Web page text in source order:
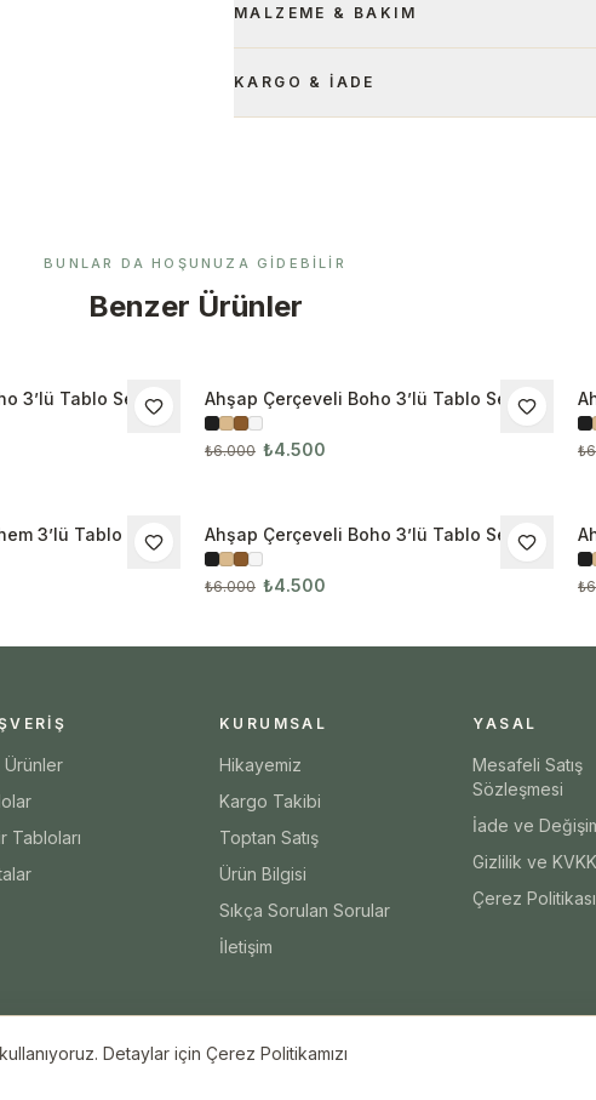
MALZEME & BAKIM
KARGO & İADE
BUNLAR DA HOŞUNUZA GIDEBILIR
Benzer Ürünler
3’lü Tablo Seti
İNDIRIM
Ahşap Çerçeveli Boho 3’lü Tablo Seti
3098
₺6.000 ₺4.500
3’lü Tablo Seti
İNDIRIM
Ahşap Çerçeveli Boho 3’lü Tablo Seti
3123
₺6.000 ₺4.500
Ürünler
Tabloları
KURUMSAL
Hikayemiz
Kargo Takibi
Toptan Satış
Ürün Bilgisi
Sıkça Sorulan Sorular
İletişim
YASAL
Mesafeli Satış
Sözleşmesi
İade ve
Gizlilik ve KVKK
Çerez Politikası
Detaylar için Çerez Politikamızı